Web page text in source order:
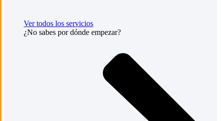
Ver todos los servicios
¿No sabes por dónde empezar?